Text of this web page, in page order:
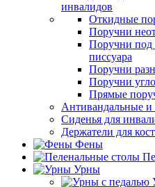
инвалидов
Откидные
Поручни
Поручни под
писсуара
Поручни
Поручни
Прямые
Антивандальные и
Сиденья для
Держатели для
Фены
Урны